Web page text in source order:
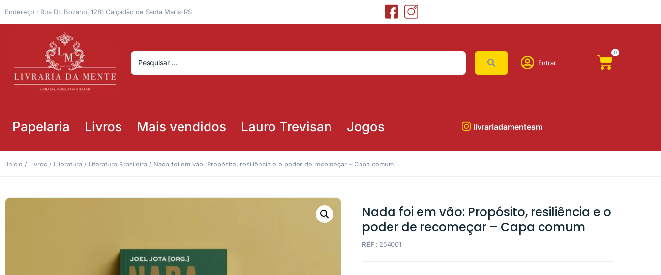
Endereço : Rua Dr. Bozano, 1281 Calçadão de Santa Maria-RS
Entrar
0
Papelaria Livros Mais vendidos Lauro Trevisan Jogos livrariadamentesm
Início / Livros / Literatura / Literatura Brasileira / Nada foi em vão: Propósito, resiliência e o poder de recomeçar – Capa comum
Nada foi em vão: Propósito, resiliência e o
poder de recomeçar – Capa comum
REF : 254001